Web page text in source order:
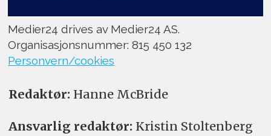
Medier24 drives av Medier24 AS.
Organisasjonsnummer: 815 450 132
Personvern/cookies
Redaktør: Hanne McBride
Ansvarlig redaktør: Kristin Stoltenberg